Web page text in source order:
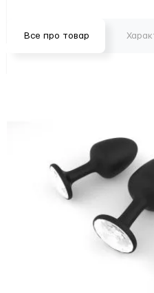
Все про товар